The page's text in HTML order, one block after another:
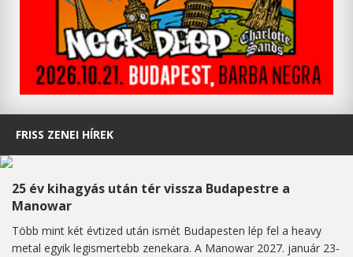
FRISS ZENEI HÍREK
25 év kihagyás után tér vissza Budapestre a
Manowar
Több mint két évtized után ismét Budapesten lép fel a heavy
metal egyik legismertebb zenekara. A Manowar 2027. január 23-